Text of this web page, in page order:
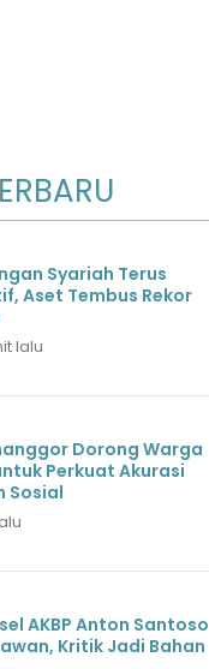
Syariah Terus
Aset Tembus Rekor
lalu
Dorong Warga
Perkuat Akurasi
Sosial
AKBP Anton Santoso
Kritik Jadi Bahan